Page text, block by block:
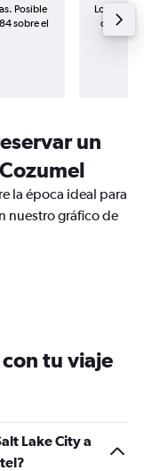
Posible
sobre el
Los
de
un
la época ideal para
nuestro gráfico de
tu viaje
Lake City a